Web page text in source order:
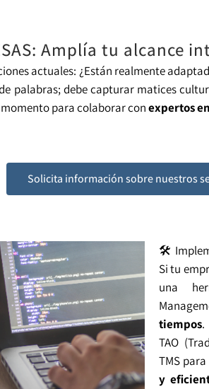
Amplía tu alcance
actuales: ¿Están realmente
palabras; debe capturar matices
para colaborar conexpertos
Solicita información sobre nuestros
🛠️
Si tu
una
tiempos.
TAO
TMS
y